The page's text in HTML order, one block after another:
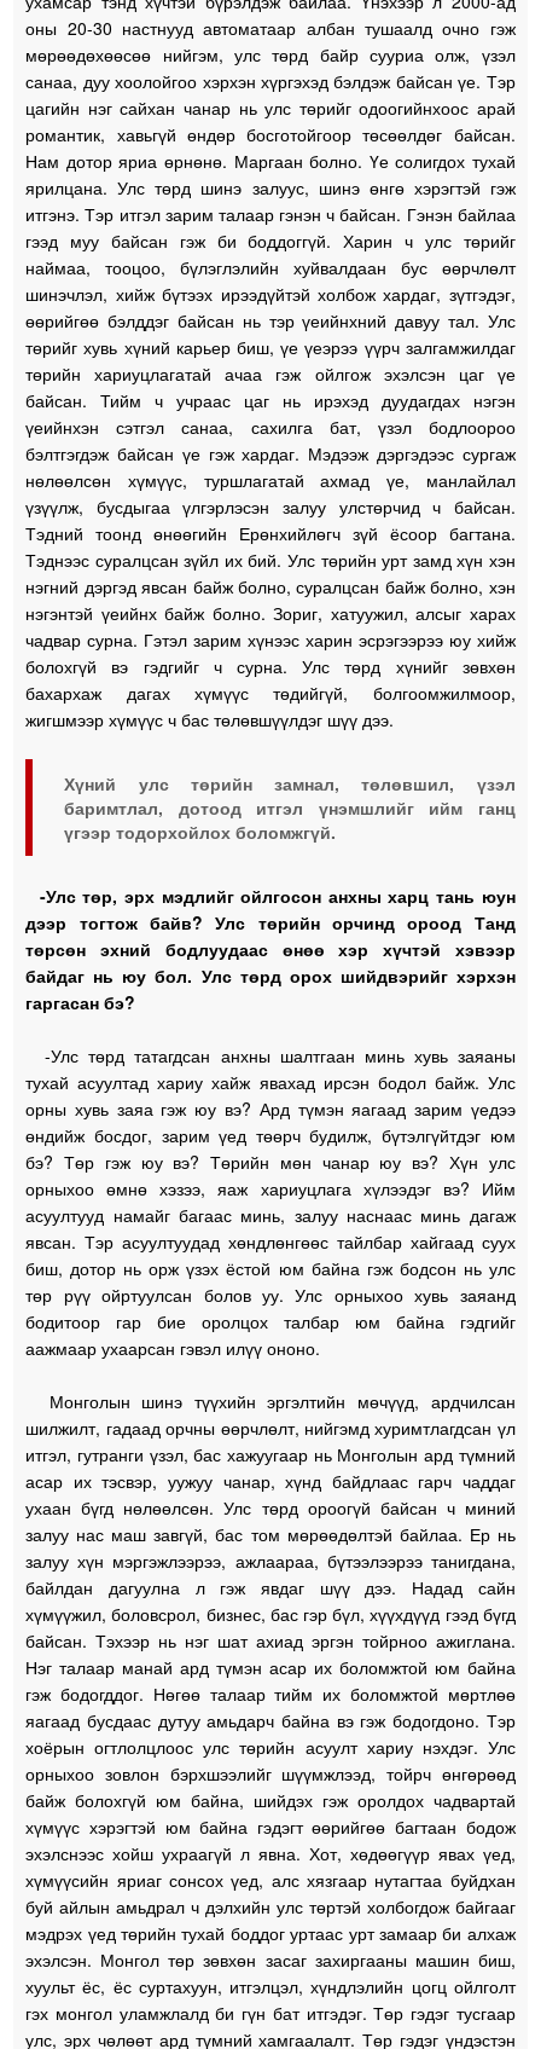
оны 20-30 настнууд автоматаар албан тушаалд очно гэж
мөрөөдөхөөсөө нийгэм, улс төрд байр сууриа олж, үзэл
санаа, дуу хоолойгоо хэрхэн хүргэхэд бэлдэж байсан үе. Тэр
цагийн нэг сайхан чанар нь улс төрийг одоогийнхоос арай
романтик, хавьгүй өндөр босготойгоор төсөөлдөг байсан.
Нам дотор яриа өрнөнө. Маргаан болно. Үе солигдох тухай
ярилцана. Улс төрд шинэ залуус, шинэ өнгө хэрэгтэй гэж
итгэнэ. Тэр итгэл зарим талаар гэнэн ч байсан. Гэнэн байлаа
гээд муу байсан гэж би боддоггүй. Харин ч улс төрийг
наймаа, тооцоо, бүлэглэлийн хуйвалдаан бус өөрчлөлт
шинэчлэл, хийж бүтээх ирээдүйтэй холбож хардаг, зүтгэдэг,
өөрийгөө бэлддэг байсан нь тэр үеийнхний давуу тал. Улс
төрийг хувь хүний карьер биш, үе үеэрээ үүрч залгамжилдаг
төрийн хариуцлагатай ачаа гэж ойлгож эхэлсэн цаг үе
байсан. Тийм ч учраас цаг нь ирэхэд дуудагдах нэгэн
үеийнхэн сэтгэл санаа, сахилга бат, үзэл бодлоороо
бэлтгэгдэж байсан үе гэж хардаг. Мэдээж дэргэдээс сургаж
нөлөөлсөн хүмүүс, туршлагатай ахмад үе, манлайлал
үзүүлж, бусдыгаа үлгэрлэсэн залуу улстөрчид ч байсан.
Тэдний тоонд өнөөгийн Ерөнхийлөгч зүй ёсоор багтана.
Тэднээс суралцсан зүйл их бий. Улс төрийн урт замд хүн хэн
нэгний дэргэд явсан байж болно, суралцсан байж болно, хэн
нэгэнтэй үеийнх байж болно. Зориг, хатуужил, алсыг харах
чадвар сурна. Гэтэл зарим хүнээс харин эсрэгээрээ юу хийж
болохгүй вэ гэдгийг ч сурна. Улс төрд хүнийг зөвхөн
бахархаж дагах хүмүүс төдийгүй, болгоомжилмоор,
жигшмээр хүмүүс ч бас төлөвшүүлдэг шүү дээ.
Хүний улс төрийн замнал, төлөвшил, үзэл
баримтлал, дотоод итгэл үнэмшлийг ийм ганц
үгээр тодорхойлох боломжгүй.
-Улс төр, эрх мэдлийг ойлгосон анхны харц тань юун
дээр тогтож байв? Улс төрийн орчинд ороод Танд
төрсөн эхний бодлуудаас өнөө хэр хүчтэй хэвээр
байдаг нь юу бол. Улс төрд орох шийдвэрийг хэрхэн
гаргасан бэ?
-Улс төрд татагдсан анхны шалтгаан минь хувь заяаны
тухай асуултад хариу хайж явахад ирсэн бодол байж. Улс
орны хувь заяа гэж юу вэ? Ард түмэн яагаад зарим үедээ
өндийж босдог, зарим үед төөрч будилж, бүтэлгүйтдэг юм
бэ? Төр гэж юу вэ? Төрийн мөн чанар юу вэ? Хүн улс
орныхоо өмнө хэзээ, яаж хариуцлага хүлээдэг вэ? Ийм
асуултууд намайг багаас минь, залуу наснаас минь дагаж
явсан. Тэр асуултуудад хөндлөнгөөс тайлбар хайгаад суух
биш, дотор нь орж үзэх ёстой юм байна гэж бодсон нь улс
төр рүү ойртуулсан болов уу. Улс орныхоо хувь заяанд
бодитоор гар бие оролцох талбар юм байна гэдгийг
аажмаар ухаарсан гэвэл илүү ононо.
Монголын шинэ түүхийн эргэлтийн мөчүүд, ардчилсан
шилжилт, гадаад орчны өөрчлөлт, нийгэмд хуримтлагдсан үл
итгэл, гутранги үзэл, бас хажуугаар нь Монголын ард түмний
асар их тэсвэр, уужуу чанар, хүнд байдлаас гарч чаддаг
ухаан бүгд нөлөөлсөн. Улс төрд ороогүй байсан ч миний
залуу нас маш завгүй, бас том мөрөөдөлтэй байлаа. Ер нь
залуу хүн мэргэжлээрээ, ажлаараа, бүтээлээрээ танигдана,
байлдан дагуулна л гэж явдаг шүү дээ. Надад сайн
хүмүүжил, боловсрол, бизнес, бас гэр бүл, хүүхдүүд гээд бүгд
байсан. Тэхээр нь нэг шат ахиад эргэн тойрноо ажиглана.
Нэг талаар манай ард түмэн асар их боломжтой юм байна
гэж бодогддог. Нөгөө талаар тийм их боломжтой мөртлөө
яагаад бусдаас дутуу амьдарч байна вэ гэж бодогдоно. Тэр
хоёрын огтлолцлоос улс төрийн асуулт хариу нэхдэг. Улс
орныхоо зовлон бэрхшээлийг шүүмжлээд, тойрч өнгөрөөд
байж болохгүй юм байна, шийдэх гэж оролдох чадвартай
хүмүүс хэрэгтэй юм байна гэдэгт өөрийгөө багтаан бодож
эхэлснээс хойш ухраагүй л явна. Хот, хөдөөгүүр явах үед,
хүмүүсийн яриаг сонсох үед, алс хязгаар нутагтаа буйдхан
буй айлын амьдрал ч дэлхийн улс төртэй холбогдож байгааг
мэдрэх үед төрийн тухай боддог уртаас урт замаар би алхаж
эхэлсэн. Монгол төр зөвхөн засаг захиргааны машин биш,
хуульт ёс, ёс суртахуун, итгэлцэл, хүндлэлийн цогц ойлголт
гэх монгол уламжлалд би гүн бат итгэдэг. Төр гэдэг тусгаар
улс, эрх чөлөөт ард түмний хамгаалалт. Төр гэдэг үндэстэн